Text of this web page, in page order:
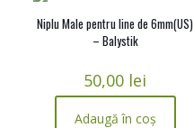
Niplu Male pentru line de 6mm(US)
– Balystik
50,00 lei
Adaugă în coș